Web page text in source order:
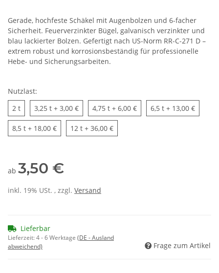
Gerade, hochfeste Schäkel mit Augenbolzen und 6-facher
Sicherheit. Feuerverzinkter Bügel, galvanisch verzinkter und
blau lackierter Bolzen. Gefertigt nach US-Norm RR-C-271 D –
extrem robust und korrosionsbeständig für professionelle
Hebe- und Sicherungsarbeiten.
Nutzlast:
2 t2 t 3,25 t 3,25 t
+ 3,00 € 4,75 t 4,75 t
+ 6,00 € 6,5 t 6,5 t
+ 13,00 €
8,5 t 8,5 t
+ 18,00 € 12 t 12 t
+ 36,00 €
ab 3,50 €
inkl. 19% USt. , zzgl. Versand
Lieferbar
Lieferzeit:4 - 6 Werktage (DE - Ausland
abweichend)
Frage zum Artikel